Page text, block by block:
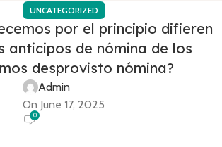
UNCATEGORIZED
por el principio difieren
anticipos de nómina de los
desprovisto nómina?
Admin
On June 17, 2025
0